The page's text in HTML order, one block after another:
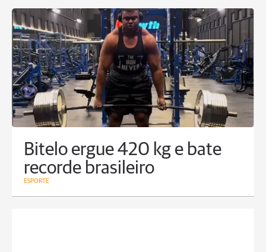
Bitelo ergue 420 kg e bate
recorde brasileiro
ESPORTE